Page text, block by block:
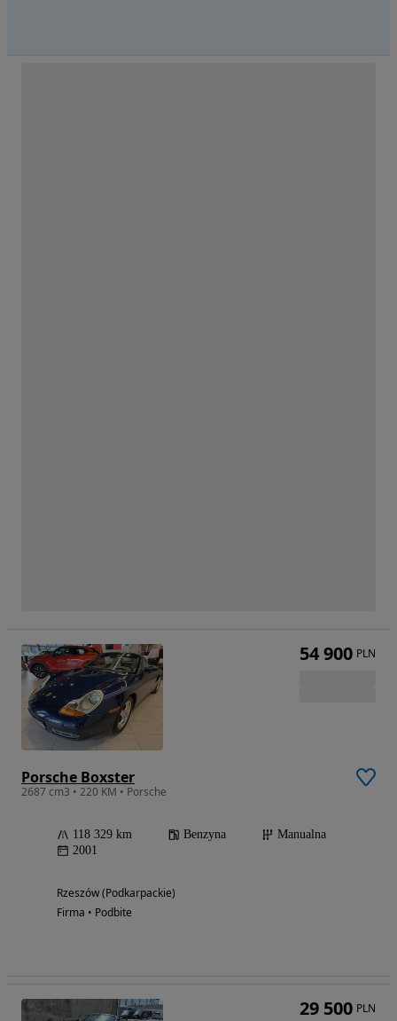
Porsche Boxster
2687 cm3 • 220 KM • Porsche
118 329 km Benzyna
Manualna
2001
Rzeszów (Podkarpackie)
Firma • Podbite
54 900 PLN
29 500 PLN